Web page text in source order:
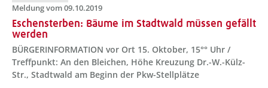
Meldung vom 09.10.2019
Eschensterben: Bäume im Stadtwald müssen gefällt
werden
BÜRGERINFORMATION vor Ort 15. Oktober, 15°° Uhr /
Treffpunkt: An den Bleichen, Höhe Kreuzung Dr.-W.-Külz-
Str., Stadtwald am Beginn der Pkw-Stellplätze